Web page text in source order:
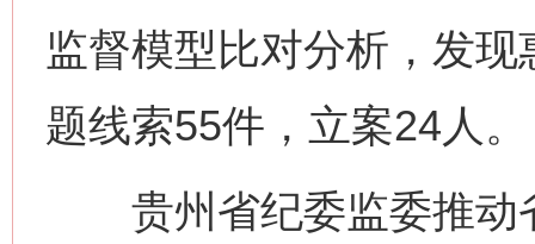
监督模型比对分析，发
题线索55件，立案24人。
贵州省纪委监委推动